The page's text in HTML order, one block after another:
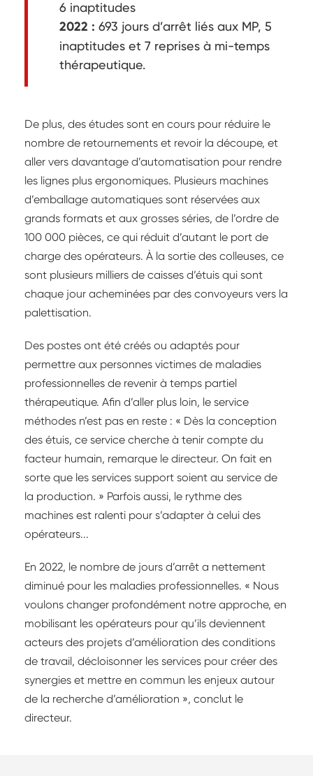
6 inaptitudes
2022 : 693 jours d’arrêt liés aux MP, 5
inaptitudes et 7 reprises à mi-temps
thérapeutique.
De plus, des études sont en cours pour réduire le
nombre de retournements et revoir la découpe, et
aller vers davantage d’automatisation pour rendre
les lignes plus ergonomiques. Plusieurs machines
d’emballage automatiques sont réservées aux
grands formats et aux grosses séries, de l’ordre de
100 000 pièces, ce qui réduit d’autant le port de
charge des opérateurs. À la sortie des colleuses, ce
sont plusieurs milliers de caisses d’étuis qui sont
chaque jour acheminées par des convoyeurs vers la
palettisation.
Des postes ont été créés ou adaptés pour
permettre aux personnes victimes de maladies
professionnelles de revenir à temps partiel
thérapeutique. Afin d’aller plus loin, le service
méthodes n’est pas en reste : « Dès la conception
des étuis, ce service cherche à tenir compte du
facteur humain, remarque le directeur. On fait en
sorte que les services support soient au service de
la production. » Parfois aussi, le rythme des
machines est ralenti pour s’adapter à celui des
opérateurs...
En 2022, le nombre de jours d’arrêt a nettement
diminué pour les maladies professionnelles. « Nous
voulons changer profondément notre approche, en
mobilisant les opérateurs pour qu’ils deviennent
acteurs des projets d’amélioration des conditions
de travail, décloisonner les services pour créer des
synergies et mettre en commun les enjeux autour
de la recherche d’amélioration », conclut le
directeur.